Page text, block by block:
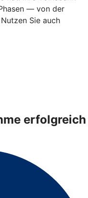
— von der
Sie auch
erfolgreich